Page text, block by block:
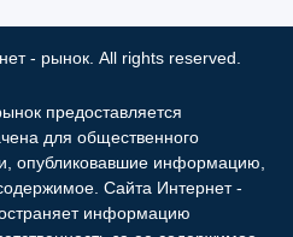
- рынок. All rights reserved.
предоставляется
для общественного
опубликовавшие информацию,
Сайта Интернет -
информацию